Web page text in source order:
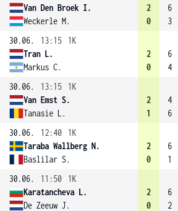
Van Den Broek I.
Weckerle M.
2
0
6
3
30.06.
13:15
1K
Tran L.
Markus C.
2
0
6
4
30.06.
13:15
1K
Van Emst S.
Tanasie L.
2
1
4
6
30.06.
12:40
1K
Taraba Wallberg N.
Baslilar S.
2
0
6
1
30.06.
11:50
1K
Karatancheva L.
De Zeeuw J.
2
0
6
2